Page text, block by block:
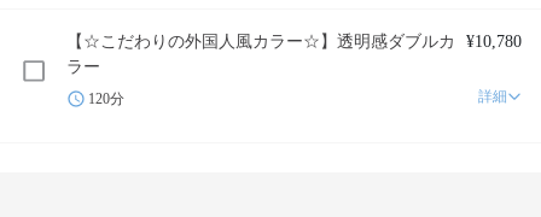
【☆こだわりの外国人風カラー☆】透明感ダブルカ
ラー
¥10,780
120分 詳細